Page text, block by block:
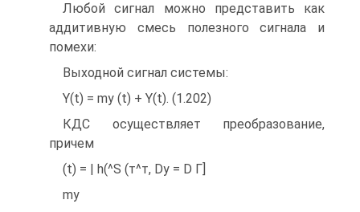
Любой сигнал можно представить как
аддитивную смесь полезного сигнала и
помехи:
Выходной сигнал системы:
Y(t) = my (t) + Y(t). (1.202)
КДС осуществляет преобразование,
причем
(t) = | h(^S (т^т, Dy = D Г]
my